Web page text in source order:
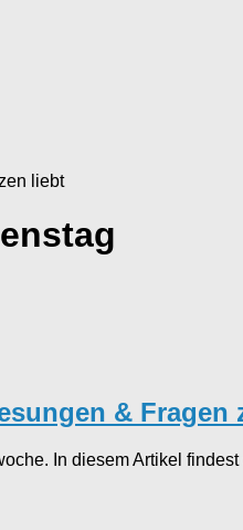
liebt
& Fragen
In diesem Artikel